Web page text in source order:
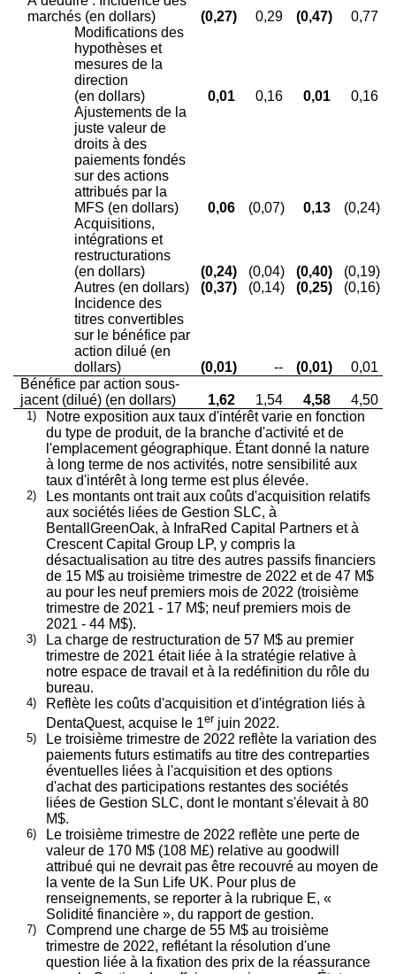
marchés (en dollars)
(0,27) 0,29 (0,47)
0,77
Modifications des
hypothèses et
mesures de la
direction
(en dollars)
0,01 0,16 0,01
0,16
Ajustements de la
juste valeur de
droits à des
paiements fondés
sur des actions
attribués par la
MFS (en dollars)
0,06 (0,07) 0,13
(0,24)
Acquisitions,
intégrations et
restructurations
(en dollars)
(0,24) (0,04) (0,40)
(0,19)
Autres (en dollars)
(0,37) (0,14) (0,25)
(0,16)
Incidence des
titres convertibles
sur le bénéfice par
action dilué (en
dollars)
(0,01) -- (0,01)
0,01
Bénéfice par action sous-
jacent (dilué) (en dollars)
1,62 1,54 4,58 4,50
1)
Notre exposition aux taux d'intérêt varie en fonction
du type de produit, de la branche d'activité et de
l'emplacement géographique. Étant donné la nature
à long terme de nos activités, notre sensibilité aux
taux d'intérêt à long terme est plus élevée.
2)
Les montants ont trait aux coûts d'acquisition relatifs
aux sociétés liées de Gestion SLC, à
BentallGreenOak, à InfraRed Capital Partners et à
Crescent Capital Group LP, y compris la
désactualisation au titre des autres passifs financiers
de 15 M$ au troisième trimestre de 2022 et de 47 M$
au pour les neuf premiers mois de 2022 (troisième
trimestre de 2021 - 17 M$; neuf premiers mois de
2021 - 44 M$).
3)
La charge de restructuration de 57 M$ au premier
trimestre de 2021 était liée à la stratégie relative à
notre espace de travail et à la redéfinition du rôle du
bureau.
4)
Reflète les coûts d'acquisition et d'intégration liés à
DentaQuest, acquise le 1er juin 2022.
5)
Le troisième trimestre de 2022 reflète la variation des
paiements futurs estimatifs au titre des contreparties
éventuelles liées à l'acquisition et des options
d'achat des participations restantes des sociétés
liées de Gestion SLC, dont le montant s'élevait à 80
M$.
6)
Le troisième trimestre de 2022 reflète une perte de
valeur de 170 M$ (108 M£) relative au goodwill
attribué qui ne devrait pas être recouvré au moyen de
la vente de la Sun Life UK. Pour plus de
renseignements, se reporter à la rubrique E, «
Solidité financière », du rapport de gestion.
7)
Comprend une charge de 55 M$ au troisième
trimestre de 2022, reflétant la résolution d'une
question liée à la fixation des prix de la réassurance